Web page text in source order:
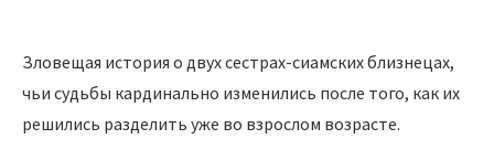
Зловещая история о двух сестрах-сиамских близнецах,
чьи судьбы кардинально изменились после того, как их
решились разделить уже во взрослом возрасте.